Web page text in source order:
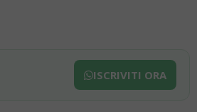
ISCRIVITI ORA